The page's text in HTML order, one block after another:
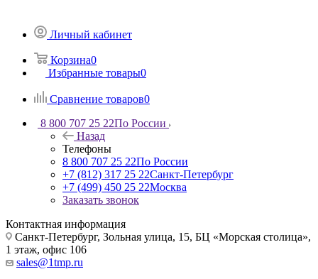
Личный кабинет
Корзина0
Избранные товары0
Сравнение товаров0
8 800 707 25 22По России
Назад
Телефоны
8 800 707 25 22По России
+7 (812) 317 25 22Санкт-Петербург
+7 (499) 450 25 22Москва
Заказать звонок
Контактная информация
Санкт-Петербург, Зольная улица, 15, БЦ «Морская столица»,
1 этаж, офис 106
sales@1tmp.ru